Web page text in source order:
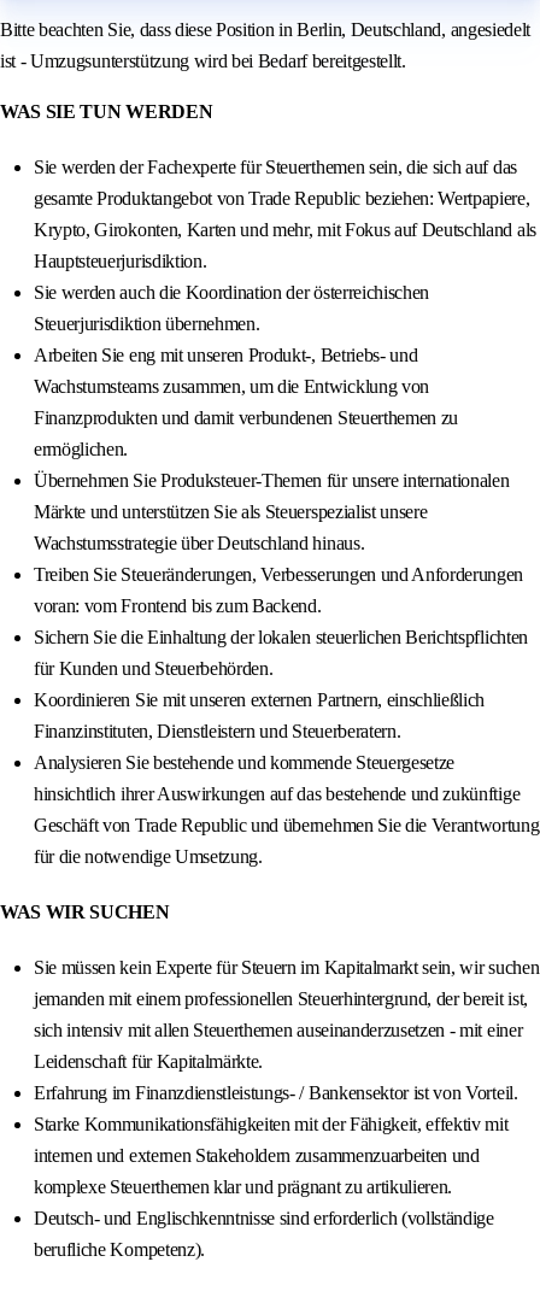
Bitte beachten Sie, dass diese Position in Berlin, Deutschland, angesiedelt
ist - Umzugsunterstützung wird bei Bedarf bereitgestellt.
WAS SIE TUN WERDEN
Sie werden der Fachexperte für Steuerthemen sein, die sich auf das
gesamte Produktangebot von Trade Republic beziehen: Wertpapiere,
Krypto, Girokonten, Karten und mehr, mit Fokus auf Deutschland als
Hauptsteuerjurisdiktion.
Sie werden auch die Koordination der österreichischen
Steuerjurisdiktion übernehmen.
Arbeiten Sie eng mit unseren Produkt-, Betriebs- und
Wachstumsteams zusammen, um die Entwicklung von
Finanzprodukten und damit verbundenen Steuerthemen zu
ermöglichen.
Übernehmen Sie Produksteuer-Themen für unsere internationalen
Märkte und unterstützen Sie als Steuerspezialist unsere
Wachstumsstrategie über Deutschland hinaus.
Treiben Sie Steueränderungen, Verbesserungen und Anforderungen
voran: vom Frontend bis zum Backend.
Sichern Sie die Einhaltung der lokalen steuerlichen Berichtspflichten
für Kunden und Steuerbehörden.
Koordinieren Sie mit unseren externen Partnern, einschließlich
Finanzinstituten, Dienstleistern und Steuerberatern.
Analysieren Sie bestehende und kommende Steuergesetze
hinsichtlich ihrer Auswirkungen auf das bestehende und zukünftige
Geschäft von Trade Republic und übernehmen Sie die Verantwortung
für die notwendige Umsetzung.
WAS WIR SUCHEN
Sie müssen kein Experte für Steuern im Kapitalmarkt sein, wir suchen
jemanden mit einem professionellen Steuerhintergrund, der bereit ist,
sich intensiv mit allen Steuerthemen auseinanderzusetzen - mit einer
Leidenschaft für Kapitalmärkte.
Erfahrung im Finanzdienstleistungs- / Bankensektor ist von Vorteil.
Starke Kommunikationsfähigkeiten mit der Fähigkeit, effektiv mit
internen und externen Stakeholdern zusammenzuarbeiten und
komplexe Steuerthemen klar und prägnant zu artikulieren.
Deutsch- und Englischkenntnisse sind erforderlich (vollständige
berufliche Kompetenz).